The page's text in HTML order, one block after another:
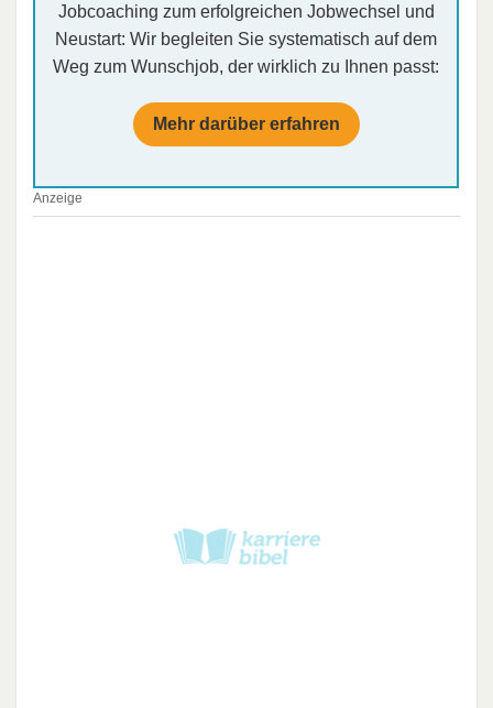
Jobcoaching zum erfolgreichen Jobwechsel und
Neustart: Wir begleiten Sie systematisch auf dem
Weg zum Wunschjob, der wirklich zu Ihnen passt:
Mehr darüber erfahren
Anzeige